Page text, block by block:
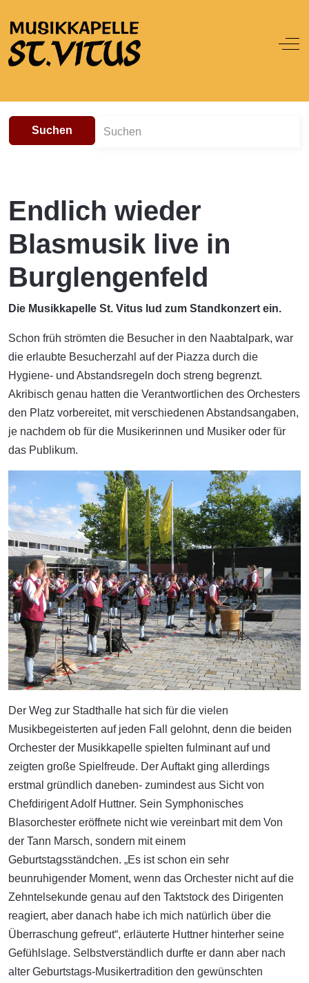
Off-
Suchen
Endlich wieder
Blasmusik live in
Burglengenfeld
Die Musikkapelle St. Vitus lud zum Standkonzert ein.
Schon früh strömten die Besucher in den Naabtalpark, war
die erlaubte Besucherzahl auf der Piazza durch die
Hygiene- und Abstandsregeln doch streng begrenzt.
Akribisch genau hatten die Verantwortlichen des Orchesters
den Platz vorbereitet, mit verschiedenen Abstandsangaben,
je nachdem ob für die Musikerinnen und Musiker oder für
das Publikum.
Der Weg zur Stadthalle hat sich für die vielen
Musikbegeisterten auf jeden Fall gelohnt, denn die beiden
Orchester der Musikkapelle spielten fulminant auf und
zeigten große Spielfreude. Der Auftakt ging allerdings
erstmal gründlich daneben- zumindest aus Sicht von
Chefdirigent Adolf Huttner. Sein Symphonisches
Blasorchester eröffnete nicht wie vereinbart mit dem Von
der Tann Marsch, sondern mit einem
Geburtstagsständchen. „Es ist schon ein sehr
beunruhigender Moment, wenn das Orchester nicht auf die
Zehntelsekunde genau auf den Taktstock des Dirigenten
reagiert, aber danach habe ich mich natürlich über die
Überraschung gefreut“, erläuterte Huttner hinterher seine
Gefühlslage. Selbstverständlich durfte er dann aber nach
alter Geburtstags-Musikertradition den gewünschten